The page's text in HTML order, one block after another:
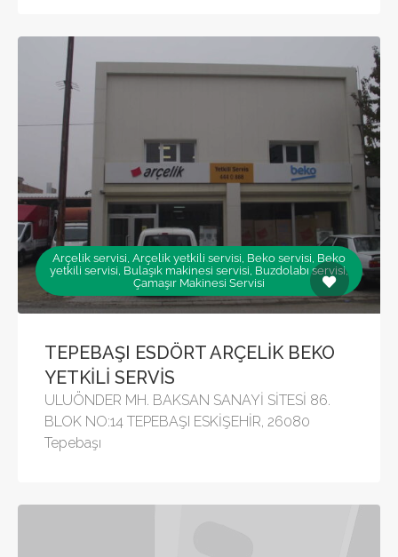
Arçelik servisi, Arçelik yetkili servisi, Beko servisi, Beko
yetkili servisi, Bulaşık makinesi servisi, Buzdolabı servisi,
Çamaşır Makinesi Servisi
TEPEBAŞI ESDÖRT ARÇELİK BEKO
YETKİLİ SERVİS
ULUÖNDER MH. BAKSAN SANAYİ SİTESİ 86.
BLOK NO:14 TEPEBAŞI ESKİŞEHİR, 26080
Tepebaşı